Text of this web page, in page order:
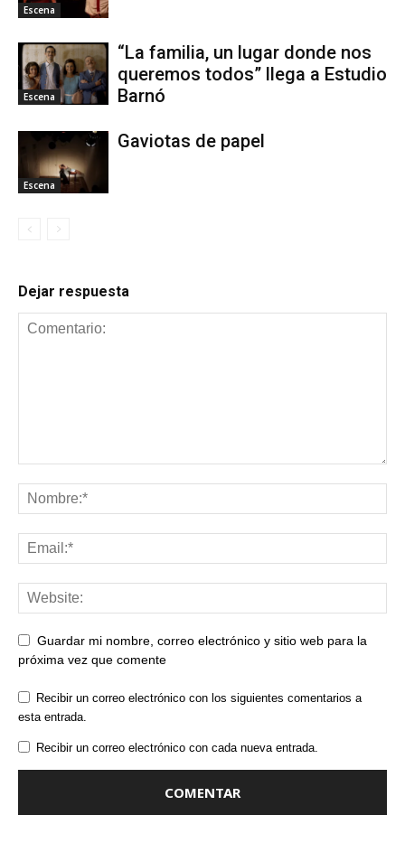
Escena
Escena
“La familia, un lugar donde nos
queremos todos” llega a Estudio
Barnó
Escena
Gaviotas de papel
Dejar respuesta
Guardar mi nombre, correo electrónico y sitio web para la
próxima vez que comente
Recibir un correo electrónico con los siguientes comentarios a
esta entrada.
Recibir un correo electrónico con cada nueva entrada.